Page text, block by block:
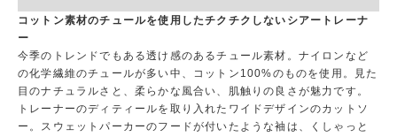
コットン素材のチュールを使用したチクチクしないシアートレーナ
ー
今季のトレンドでもある透け感のあるチュール素材。ナイロンなど
の化学繊維のチュールが多い中、コットン100%のものを使用。見た
目のナチュラルさと、柔らかな風合い、肌触りの良さが魅力です。
トレーナーのディティールを取り入れたワイドデザインのカットソ
ー。スウェットパーカーのフードが付いたような袖は、くしゃっと